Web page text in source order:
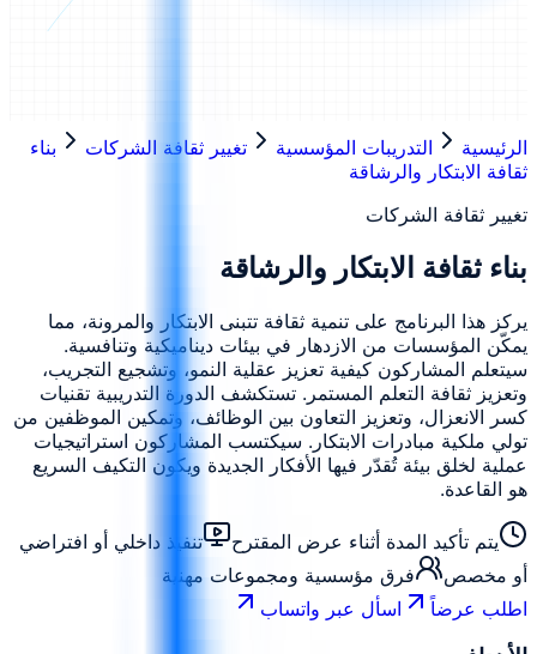
الرئيسية التدريبات المؤسسية تغيير ثقافة الشركات
بناء
ثقافة الابتكار والرشاقة
تغيير ثقافة الشركات
بناء ثقافة الابتكار والرشاقة
يركز هذا البرنامج على تنمية ثقافة تتبنى الابتكار والمرونة، مما
يمكّن المؤسسات من الازدهار في بيئات ديناميكية وتنافسية.
سيتعلم المشاركون كيفية تعزيز عقلية النمو، وتشجيع التجريب،
وتعزيز ثقافة التعلم المستمر. تستكشف الدورة التدريبية تقنيات
كسر الانعزال، وتعزيز التعاون بين الوظائف، وتمكين الموظفين من
تولي ملكية مبادرات الابتكار. سيكتسب المشاركون استراتيجيات
عملية لخلق بيئة تُقدّر فيها الأفكار الجديدة ويكون التكيف السريع
هو القاعدة.
يتم تأكيد المدة أثناء عرض المقترح
تنفيذ داخلي أو افتراضي
أو مخصص
فرق مؤسسية ومجموعات مهنية
اطلب عرضاً
اسأل عبر واتساب